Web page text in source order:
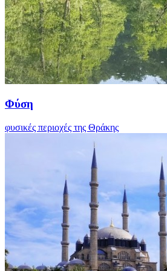
Φύση
φυσικές περιοχές της Θράκης